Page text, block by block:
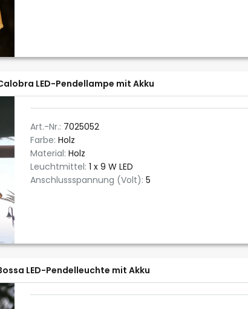
LED-Pendellampe mit Akku
Art.-Nr.: 7025052
Farbe: Holz
Material: Holz
Leuchtmittel: 1 x 9 W LED
Anschlussspannung (Volt): 5
LED-Pendelleuchte mit Akku